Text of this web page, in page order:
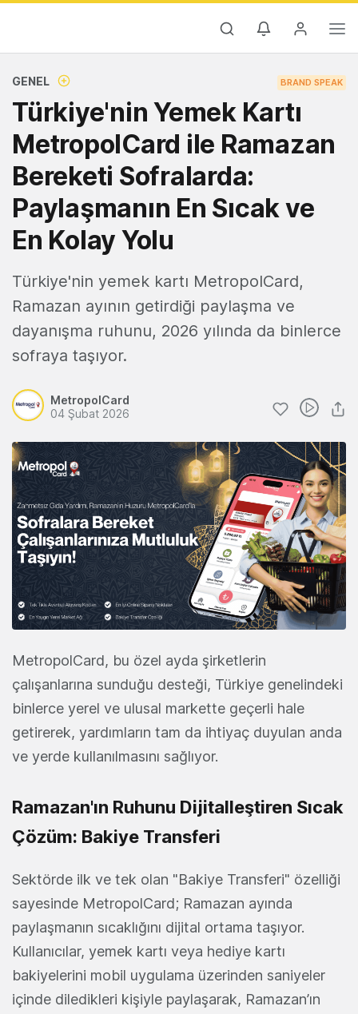
GENEL BRAND SPEAK
Türkiye'nin Yemek Kartı
MetropolCard ile Ramazan
Bereketi Sofralarda:
Paylaşmanın En Sıcak ve
En Kolay Yolu
Türkiye'nin yemek kartı MetropolCard,
Ramazan ayının getirdiği paylaşma ve
dayanışma ruhunu, 2026 yılında da binlerce
sofraya taşıyor.
MetropolCard
04 Şubat 2026
MetropolCard, bu özel ayda şirketlerin
çalışanlarına sunduğu desteği, Türkiye genelindeki
binlerce yerel ve ulusal markette geçerli hale
getirerek, yardımların tam da ihtiyaç duyulan anda
ve yerde kullanılmasını sağlıyor.
Ramazan'ın Ruhunu Dijitalleştiren Sıcak
Çözüm: Bakiye Transferi
Sektörde ilk ve tek olan "Bakiye Transferi" özelliği
sayesinde MetropolCard; Ramazan ayında
paylaşmanın sıcaklığını dijital ortama taşıyor.
Kullanıcılar, yemek kartı veya hediye kartı
bakiyelerini mobil uygulama üzerinden saniyeler
içinde diledikleri kişiyle paylaşarak, Ramazan’ın